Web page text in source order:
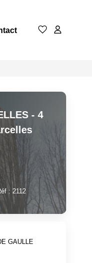
- 4
:2112
GAULLE